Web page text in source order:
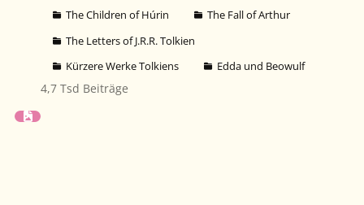
The Children of Húrin
The Fall of Arthur
The Letters of J.R.R. Tolkien
Kürzere Werke Tolkiens
Edda und Beowulf
4,7 Tsd Beiträge